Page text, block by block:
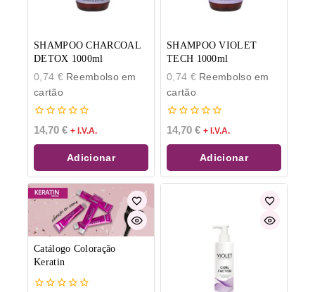
SHAMPOO CHARCOAL
DETOX 1000ml
0,74 €Reembolso em
cartão
0
de
5
14,70 € + I.V.A.
Adicionar
SHAMPOO VIOLET
TECH 1000ml
0,74 €Reembolso em
cartão
0
de
5
14,70 € + I.V.A.
Adicionar
Catálogo Coloração
Keratin